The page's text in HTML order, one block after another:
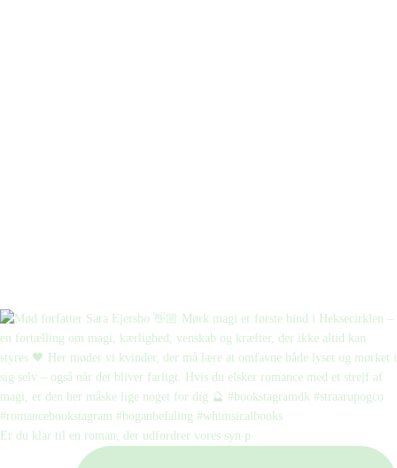
Er du klar til en roman, der udfordrer vores syn p